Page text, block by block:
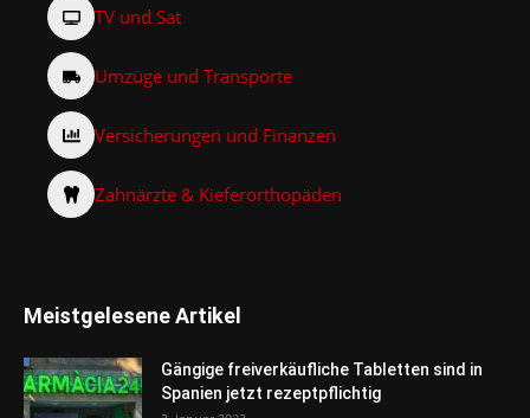
TV und Sat
Umzüge und Transporte
Versicherungen und Finanzen
Zahnärzte & Kieferorthopäden
Meistgelesene Artikel
Gängige freiverkäufliche Tabletten sind in
Spanien jetzt rezeptpflichtig